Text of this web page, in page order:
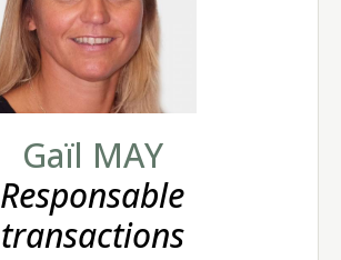
Gaïl MAY
Responsable
transactions